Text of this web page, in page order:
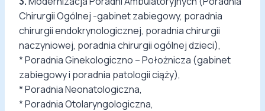
Chirurgii Ogólnej -gabinet zabiegowy, poradnia
chirurgii endokrynologicznej, poradnia chirurgii
naczyniowej, poradnia chirurgii ogólnej dzieci),
* Poradnia Ginekologiczno – Położnicza (gabinet
zabiegowy i poradnia patologii ciąży),
* Poradnia Neonatologiczna,
* Poradnia Otolaryngologiczna,